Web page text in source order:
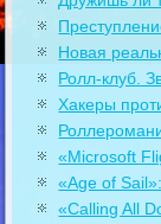
Новая
Ролл-клуб.
Хакеры
«Microsoft
«Age of
«Calling All